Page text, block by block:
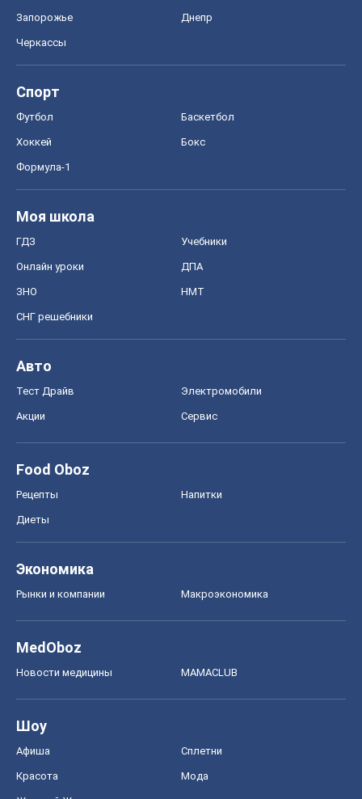
Запорожье Днепр
Черкассы
Спорт
Футбол Баскетбол
Хоккей Бокс
Формула-1
Моя школа
ГДЗ Учебники
Онлайн уроки ДПА
ЗНО НМТ
СНГ решебники
Авто
Тест Драйв Электромобили
Акции Сервис
Food Oboz
Рецепты Напитки
Диеты
Экономика
Рынки и компании Mакроэкономика
MedOboz
Новости медицины MAMACLUB
Шоу
Афиша Сплетни
Красота Мода